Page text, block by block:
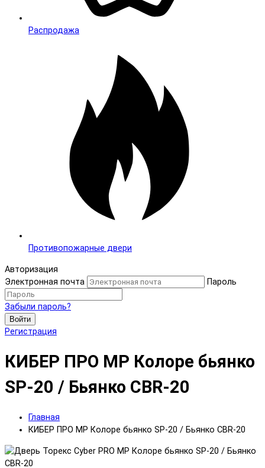
Распродажа
Противопожарные двери
Авторизация
Электронная почта
Пароль
Забыли пароль?
Войти
Регистрация
КИБЕР ПРО MP Колоре бьянко
SP-20 / Бьянко CBR-20
Главная
КИБЕР ПРО MP Колоре бьянко SP-20 / Бьянко CBR-20